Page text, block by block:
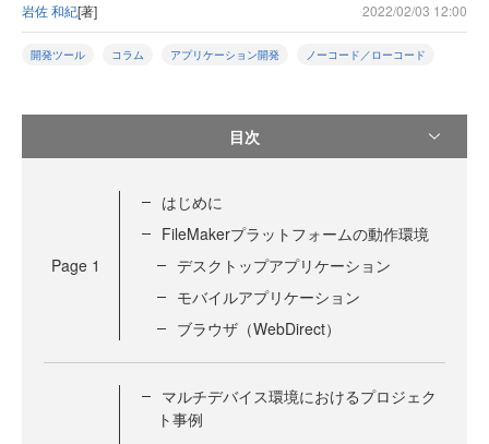
岩佐 和紀[著] 2022/02/03 12:00
開発ツール コラム アプリケーション開発 ノーコード／ローコード
目次
Page 1
はじめに
FileMakerプラットフォームの動作環境
デスクトップアプリケーション
モバイルアプリケーション
ブラウザ（WebDirect）
マルチデバイス環境におけるプロジェク
ト事例